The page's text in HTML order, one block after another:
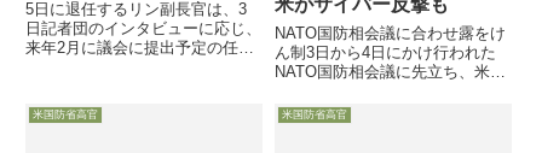
5日に退任するリン副長官は、3
日記者団のインタビューに応じ、
来年2月に議会に提出予定の任務
のデンプシー議長はオフレコの会
見に・・・
NATO国防相会議に合わせ露をけ
ん制3日から4日にかけ行われた
NATO国防相会議に先立ち、米関
が相次ぎ、欧州でロシアへの脅威
米国防省高官 米国防省高官